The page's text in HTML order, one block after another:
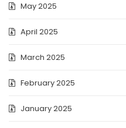
May 2025
April 2025
March 2025
February 2025
January 2025